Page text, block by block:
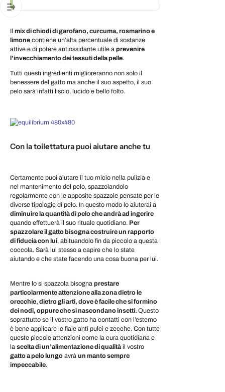
Il mix di chiodi di garofano, curcuma, rosmarino e
limone contiene un’alta percentuale di sostanze
attive e di potere antiossidante utile a prevenire
l’invecchiamento dei tessuti della pelle.
Tutti questi ingredienti miglioreranno non solo il
benessere del gatto ma anche il suo aspetto, il suo
pelo sarà infatti liscio, lucido e bello folto.
Con la toilettatura puoi aiutare anche tu
Certamente puoi aiutare il tuo micio nella pulizia e
nel mantenimento del pelo, spazzolandolo
regolarmente con le apposite spazzole pensate per le
diverse tipologie di pelo. In questo modo lo aiuterai a
diminuire la quantità di pelo che andrà ad ingerire
quando effettuerà il suo rituale quotidiano. Per
spazzolare il gatto bisogna costruire un rapporto
di fiducia con lui, abituandolo fin da piccolo a questa
coccola. Sarà lui stesso a capire che lo state
aiutando e che state facendo una cosa buona per lui.
Mentre lo si spazzola bisogna prestare
particolarmente attenzione alla zona dietro le
orecchie, dietro gli arti, dove è facile che si formino
dei nodi, oppure che si nascondano insetti. Questo
soprattutto se il vostro gatto ha contatti con l’esterno
è bene applicare le fiale anti pulci e zecche. Con tutte
queste piccole attenzioni come la cura quotidiana e
la scelta di un’alimentazione di qualitàil vostro
gatto a pelo lungo avrà un manto sempre
impeccabile.